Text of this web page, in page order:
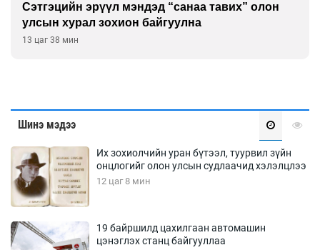
Сэтгэцийн эрүүл мэндэд “санаа тавих” олон
улсын хурал зохион байгуулна
13 цаг 38 мин
Шинэ мэдээ
Их зохиолчийн уран бүтээл, туурвил зүйн
онцлогийг олон улсын судлаачид хэлэлцлээ
12 цаг 8 мин
19 байршилд цахилгаан автомашин
цэнэглэх станц байгууллаа